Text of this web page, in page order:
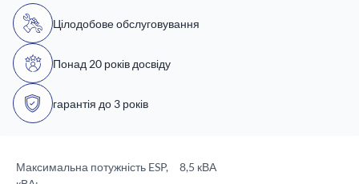
Цілодобове обслуговування
Понад 20 років досвіду
гарантія до 3 років
Максимальна потужність ESP,
8,5 кВА